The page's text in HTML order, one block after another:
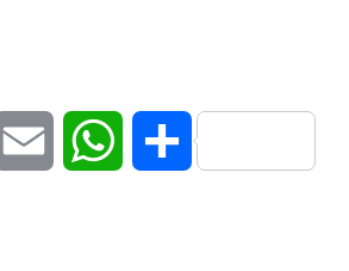
Email WhatsAppCompartir